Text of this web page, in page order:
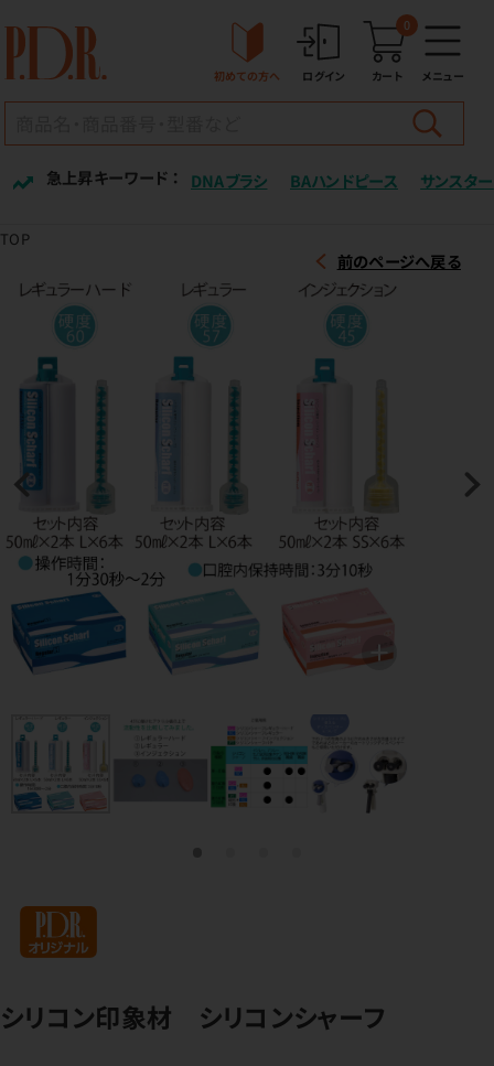
初めての方へ ログイン カート
0
メニュー
急上昇キーワード ： DNAブラシ BAハンドピース サンスター
TOP
前のページへ戻る
シリコン印象材 シリコンシャーフ